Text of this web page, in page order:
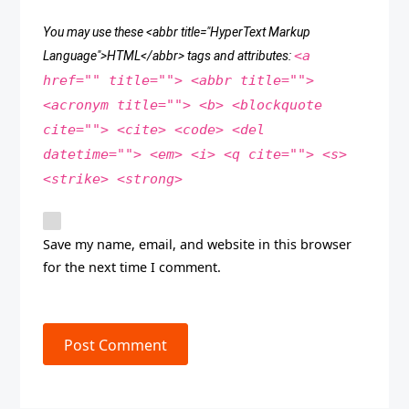
You may use these <abbr title="HyperText Markup
Language">HTML</abbr> tags and attributes:<a
href="" title=""> <abbr title="">
<acronym title=""> <b> <blockquote
cite=""> <cite> <code> <del
datetime=""> <em> <i> <q cite=""> <s>
<strike> <strong>
Save my name, email, and website in this browser
for the next time I comment.
Post Comment